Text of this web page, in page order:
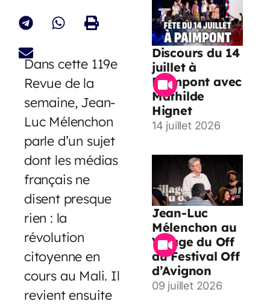
Dans cette 119e
Revue de la
semaine, Jean-
Luc Mélenchon
parle d’un sujet
dont les médias
français ne
disent presque
rien : la
révolution
citoyenne en
cours au Mali. Il
revient ensuite
Discours du 14
juillet à
Paimpont avec
Mathilde
Hignet
14 juillet 2026
Jean-Luc
Mélenchon au
Village du Off
du Festival Off
d’Avignon
09 juillet 2026